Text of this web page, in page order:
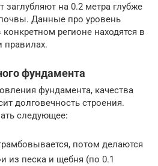
на 0.2 метра глубже
Данные про уровень
регионе находятся в
правилах.
фундамента
фундамента, качества
долговечность строения.
следующее:
потом делаются
из песка и щебня (по 0.1